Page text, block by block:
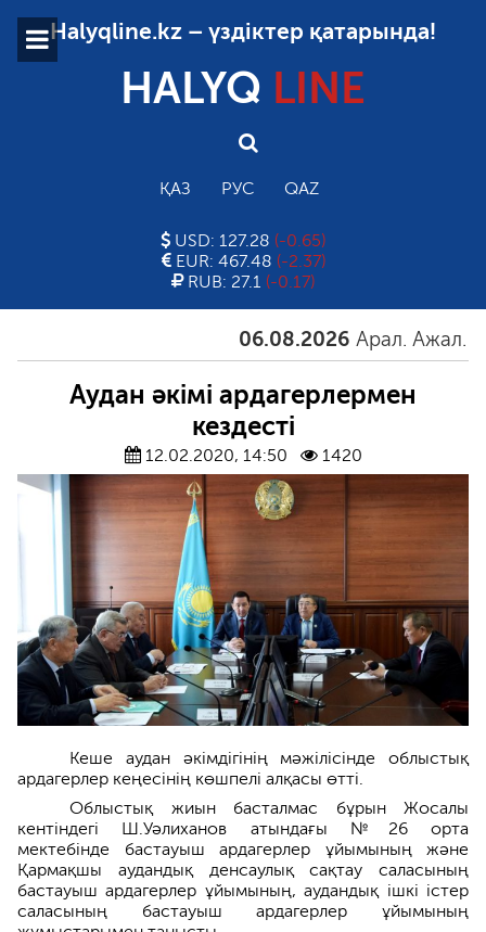
Halyqline.kz – үздіктер қатарында!
HALYQ LINE
ҚАЗ РУС QAZ
USD: 127.28 (-0.65)
EUR: 467.48 (-2.37)
RUB: 27.1 (-0.17)
06.08.2026 Арал. Ажал.
Аудан әкімі ардагерлермен
кездесті
12.02.2020, 14:50 1420
Кеше аудан әкімдігінің мәжілісінде облыстық
ардагерлер кеңесінің көшпелі алқасы өтті.
Облыстық жиын басталмас бұрын Жосалы
кентіндегі Ш.Уәлиханов атындағы №26 орта
мектебінде бастауыш ардагерлер ұйымының және
Қармақшы аудандық денсаулық сақтау саласының
бастауыш ардагерлер ұйымының, аудандық ішкі істер
саласының бастауыш ардагерлер ұйымының